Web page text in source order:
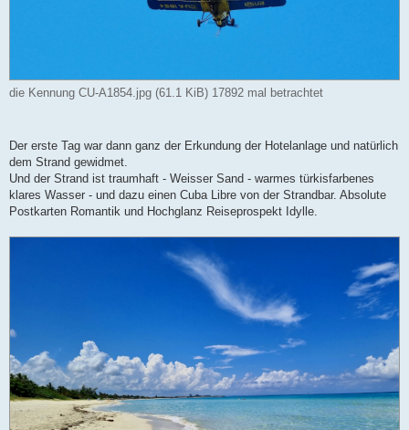
die Kennung CU-A1854.jpg (61.1 KiB) 17892 mal betrachtet
Der erste Tag war dann ganz der Erkundung der Hotelanlage und natürlich
dem Strand gewidmet.
Und der Strand ist traumhaft - Weisser Sand - warmes türkisfarbenes
klares Wasser - und dazu einen Cuba Libre von der Strandbar. Absolute
Postkarten Romantik und Hochglanz Reiseprospekt Idylle.